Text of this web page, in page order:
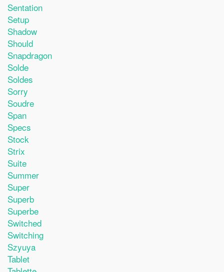
Sentation
Setup
Shadow
Should
Snapdragon
Solde
Soldes
Sorry
Soudre
Span
Specs
Stock
Strix
Suite
Summer
Super
Superb
Superbe
Switched
Switching
Szyuya
Tablet